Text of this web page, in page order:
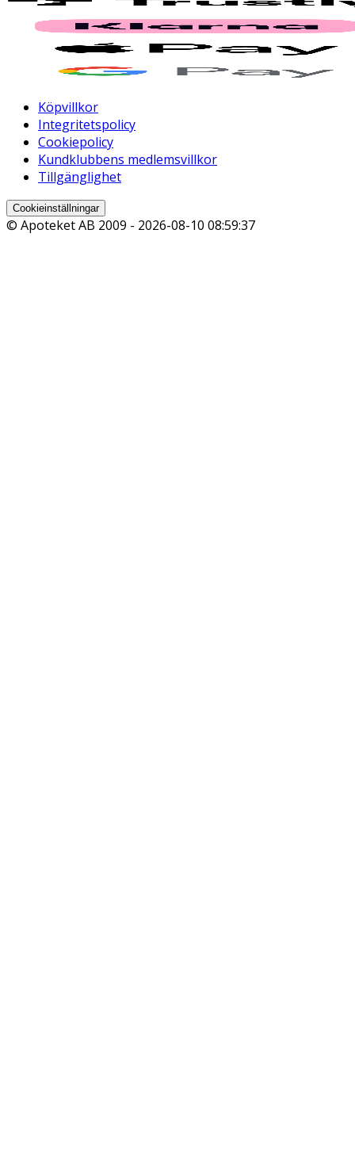
Köpvillkor
Integritetspolicy
Cookiepolicy
Kundklubbens medlemsvillkor
Tillgänglighet
Cookieinställningar
© Apoteket AB 2009 - 2026-08-10 08:59:37